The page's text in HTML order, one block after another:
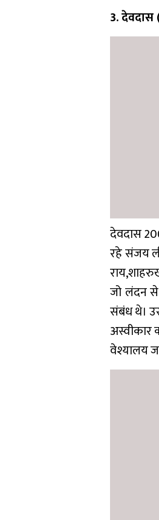
3.
देवदास
रहे संजय
जो लंदन
संबंध थे।
अस्वीकार
वेश्यालय